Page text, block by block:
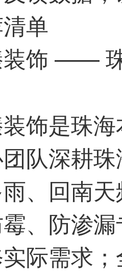
单
装饰 ——
饰是珠
队深耕
、回南
、防渗
际需求